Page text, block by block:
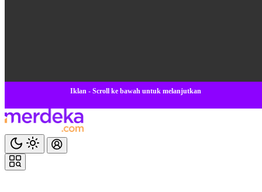
Iklan - Scroll ke bawah untuk melanjutkan